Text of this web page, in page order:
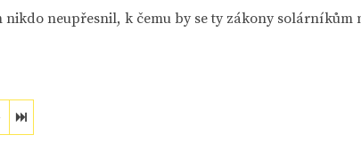
nikdo neupřesnil, k čemu by se ty zákony solárníkům